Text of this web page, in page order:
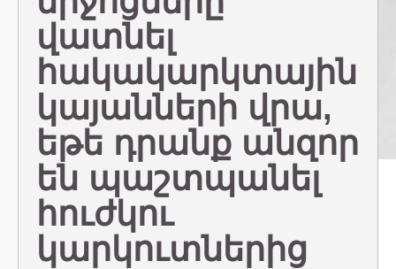
վատնել
հակակարկտային
կայանների վրա,
եթե դրանք անզոր
են պաշտպանել
հուժկու
կարկուտներից